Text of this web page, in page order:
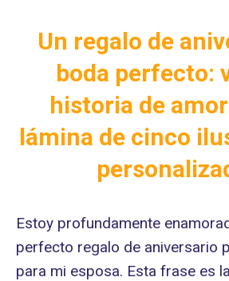
Un regalo de
boda perfecto:
historia de
lámina de cinco
Estoy profundamente
perfecto regalo de aniversario
para mi esposa. Esta frase es